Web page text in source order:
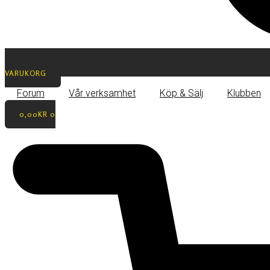
VARUKORG
Forum Vår verksamhet Köp & Sälj Klubben
0,00KR 0